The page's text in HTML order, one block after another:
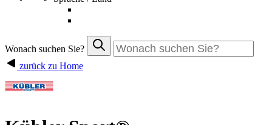
Wonach suchen Sie?
zurück zu Home